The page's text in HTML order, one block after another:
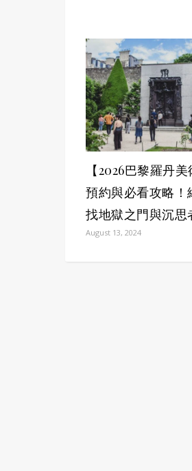
【2026巴黎羅丹
預約與必看攻略！
找地獄之門與沉思
August 13, 2024